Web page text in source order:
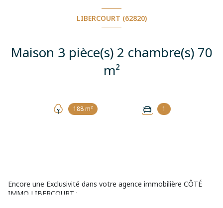
LIBERCOURT (62820)
Maison 3 pièce(s) 2 chambre(s) 70
m²
188 m² 1
Encore une Exclusivité dans votre agence immobilière CÔTÉ
IMMO LIBERCOURT :